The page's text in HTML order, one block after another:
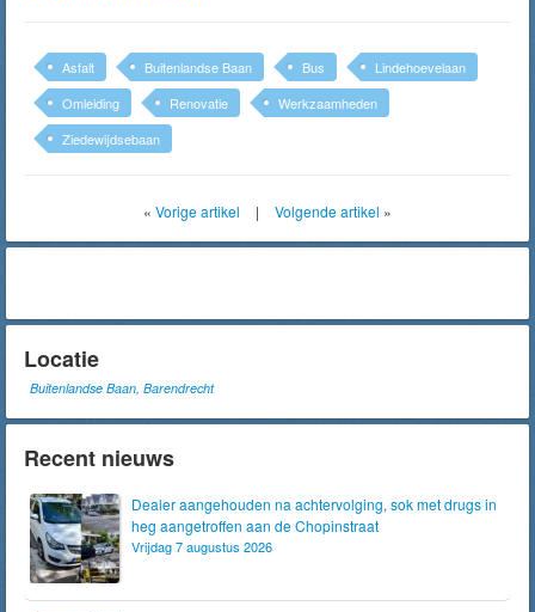
Asfalt Buitenlandse Baan Bus
Lindehoevelaan
Omleiding
Renovatie
Werkzaamheden
Ziedewijdsebaan
« Vorige artikel | Volgende artikel »
Locatie
Buitenlandse Baan, Barendrecht
Recent nieuws
Dealer aangehouden na achtervolging, sok met drugs in
heg aangetroffen aan de Chopinstraat
Vrijdag 7 augustus 2026